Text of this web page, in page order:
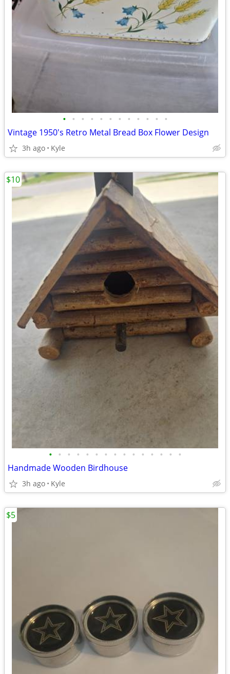
• • • • • • • • • • • •
Vintage 1950's Retro Metal Bread Box Flower Design
3h ago Kyle
• • • • • • • • • • • • • • •
Handmade Wooden Birdhouse
3h ago Kyle
$10
$5